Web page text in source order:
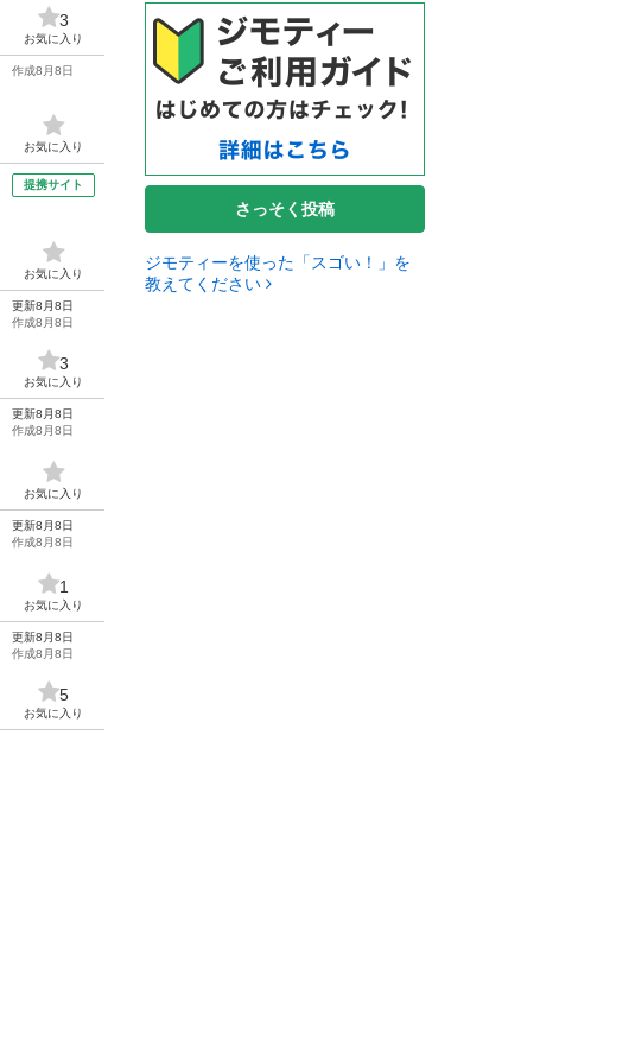
3
お気に入り
作成8月8日
お気に入り
提携サイト
お気に入り
更新8月8日
作成8月8日
3
お気に入り
更新8月8日
作成8月8日
お気に入り
更新8月8日
作成8月8日
1
お気に入り
更新8月8日
作成8月8日
5
お気に入り
さっそく投稿
ジモティーを使った「スゴい！」を
教えてください